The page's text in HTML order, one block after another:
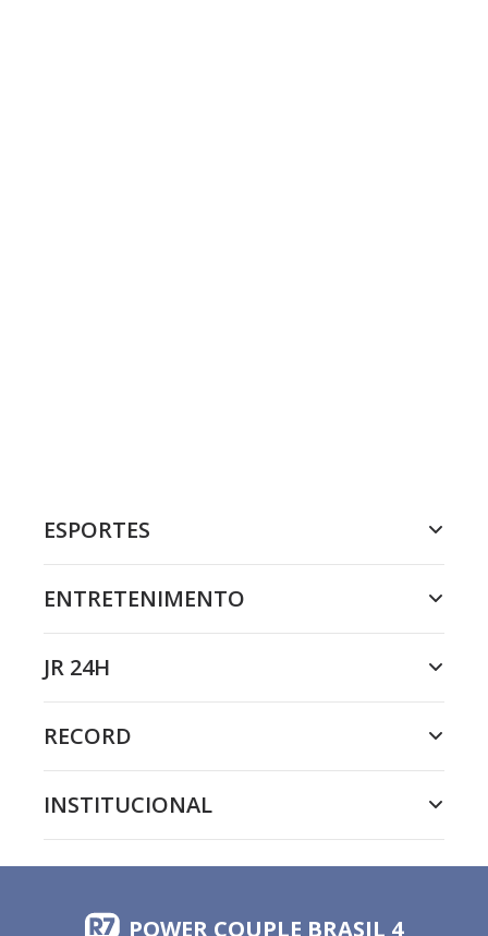
ESPORTES
ENTRETENIMENTO
JR 24H
RECORD
INSTITUCIONAL
POWER COUPLE BRASIL 4